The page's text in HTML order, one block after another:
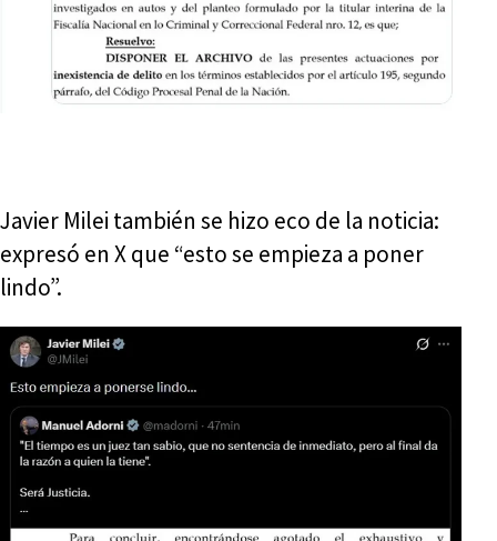
Javier Milei también se hizo eco de la noticia:
expresó en X que “esto se empieza a poner
lindo”.